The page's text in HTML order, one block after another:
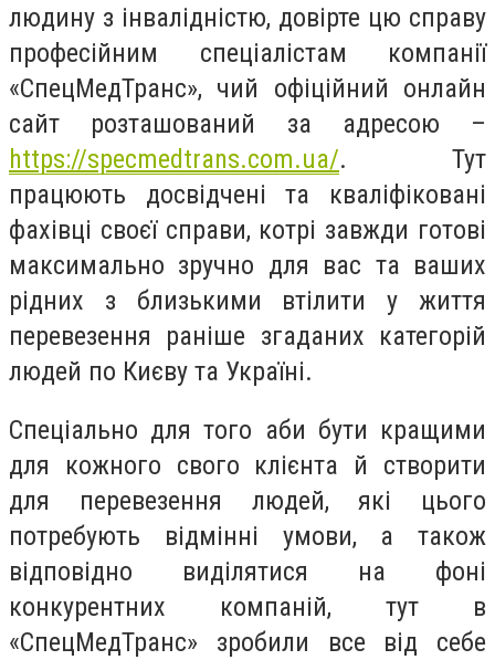
людину з інвалідністю, довірте цю справу
професійним спеціалістам компанії
«СпецМедТранс», чий офіційний онлайн
сайт розташований за адресою –
https://specmedtrans.com.ua/. Тут
працюють досвідчені та кваліфіковані
фахівці своєї справи, котрі завжди готові
максимально зручно для вас та ваших
рідних з близькими втілити у життя
перевезення раніше згаданих категорій
людей по Києву та Україні.
Спеціально для того аби бути кращими
для кожного свого клієнта й створити
для перевезення людей, які цього
потребують відмінні умови, а також
відповідно виділятися на фоні
конкурентних компаній, тут в
«СпецМедТранс» зробили все від себе